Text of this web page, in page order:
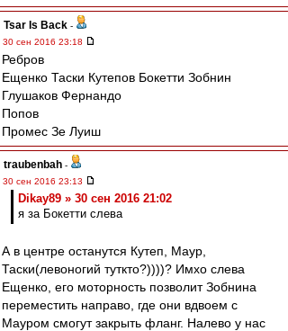
Tsar Is Back -
30 сен 2016 23:18
Ребров
Ещенко Таски Кутепов Бокетти Зобнин
Глушаков Фернандо
Попов
Промес Зе Луиш
traubenbah -
30 сен 2016 23:13
Dikay89 » 30 сен 2016 21:02
я за Бокетти слева
А в центре останутся Кутеп, Маур,
Таски(левоногий туткто?))))? Имхо слева
Ещенко, его моторность позволит Зобнина
переместить направо, где они вдвоем с
Мауром смогут закрыть фланг. Налево у нас